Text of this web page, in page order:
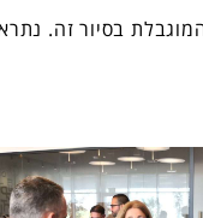
בסיור זה.